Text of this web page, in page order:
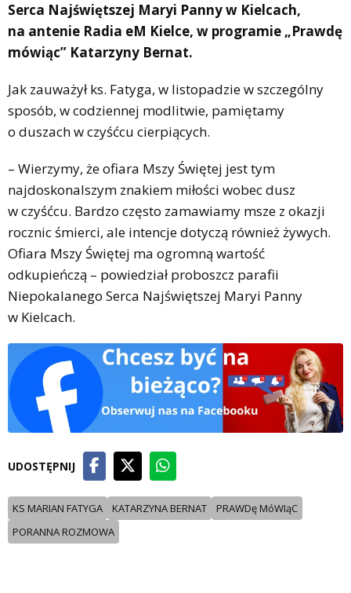
Serca Najświętszej Maryi Panny w Kielcach,
na antenie Radia eM Kielce, w programie „Prawdę
mówiąc” Katarzyny Bernat.
Jak zauważył ks. Fatyga, w listopadzie w szczególny
sposób, w codziennej modlitwie, pamiętamy
o duszach w czyśćcu cierpiących.
– Wierzymy, że ofiara Mszy Świętej jest tym
najdoskonalszym znakiem miłości wobec dusz
w czyśćcu. Bardzo często zamawiamy msze z okazji
rocznic śmierci, ale intencje dotyczą również żywych.
Ofiara Mszy Świętej ma ogromną wartość
odkupieńczą – powiedział proboszcz parafii
Niepokalanego Serca Najświętszej Maryi Panny
w Kielcach.
UDOSTĘPNIJ
KS MARIAN FATYGA KATARZYNA BERNAT
PRAWDę MóWIąC
PORANNA ROZMOWA